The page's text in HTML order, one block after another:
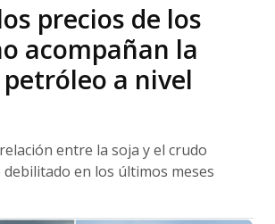
precios de los
acompañan la
a nivel
entre la soja y el crudo
en los últimos meses